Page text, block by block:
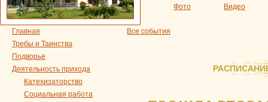
Фото Видео
Главная
Требы и Таинства
Подворье
Деятельность прихода
Катехизаторство
Социальная работа
Все события